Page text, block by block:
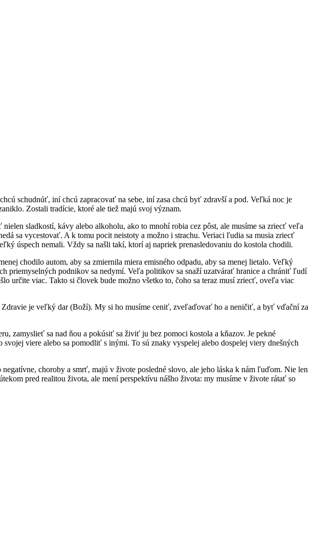
schudnúť, iní chcú zapracovať na sebe, iní zasa chcú byť zdravší a pod. Veľká noc je
Zostali tradície, ktoré ale tiež majú svoj význam.
sladkostí, kávy alebo alkoholu, ako to mnohí robia cez pôst, ale musíme sa zriecť veľa
sa vycestovať. A k tomu pocit neistoty a možno i strachu. Veriaci ľudia sa musia zriecť
úspech nemali. Vždy sa našli takí, ktorí aj napriek prenasledovaniu do kostola chodili.
chodilo autom, aby sa zmiernila miera emisného odpadu, aby sa menej lietalo. Veľký
priemyselných podnikov sa nedymí. Veľa politikov sa snaží uzatvárať hranice a chrániť ľudí
určite viac. Takto si človek bude možno všetko to, čoho sa teraz musí zriecť, oveľa viac
je veľký dar (Boží). My si ho musíme ceniť, zveľaďovať ho a neničiť, a byť vďační za
zamyslieť sa nad ňou a pokúsiť sa živiť ju bez pomoci kostola a kňazov. Je pekné
viere alebo sa pomodliť s inými. To sú znaky vyspelej alebo dospelej viery dnešných
choroby a smrť, majú v živote posledné slovo, ale jeho láska k nám ľuďom. Nie len
pred realitou života, ale mení perspektívu nášho života: my musíme v živote rátať so